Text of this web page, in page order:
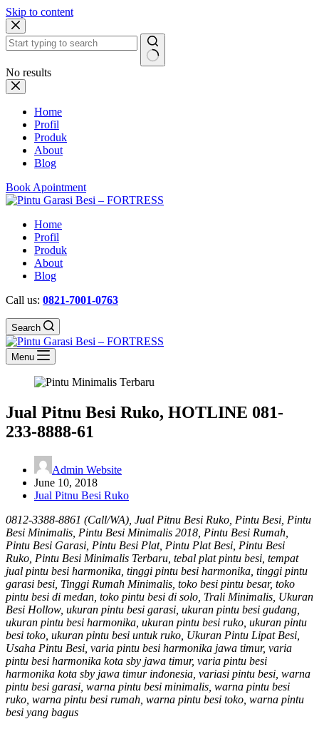
Skip to content
No results
Home
Profil
Produk
About
Blog
Book Apointment
Home
Profil
Produk
About
Blog
Call us: 0821-7001-0763
Search
Menu
Jual Pitnu Besi Ruko, HOTLINE 081-
233-8888-61
Admin Website
June 10, 2018
Jual Pitnu Besi Ruko
0812-3388-8861 (Call/WA), Jual Pitnu Besi Ruko, Pintu Besi, Pintu
Besi Minimalis, Pintu Besi Minimalis 2018, Pintu Besi Rumah,
Pintu Besi Garasi, Pintu Besi Plat, Pintu Plat Besi, Pintu Besi
Ruko, Pintu Besi Minimalis Terbaru, tebal plat pintu besi, tempat
jual pintu besi harmonika, tinggi pintu besi harmonika, tinggi pintu
garasi besi, Tinggi Rumah Minimalis, toko besi pintu besar, toko
pintu besi di medan, toko pintu besi di solo, Trali Minimalis, Ukuran
Besi Hollow, ukuran pintu besi garasi, ukuran pintu besi gudang,
ukuran pintu besi harmonika, ukuran pintu besi ruko, ukuran pintu
besi toko, ukuran pintu besi untuk ruko, Ukuran Pintu Lipat Besi,
Usaha Pintu Besi, varia pintu besi harmonika jawa timur, varia
pintu besi harmonika kota sby jawa timur, varia pintu besi
harmonika kota sby jawa timur indonesia, variasi pintu besi, warna
pintu besi garasi, warna pintu besi minimalis, warna pintu besi
ruko, warna pintu besi rumah, warna pintu besi toko, warna pintu
besi yang bagus